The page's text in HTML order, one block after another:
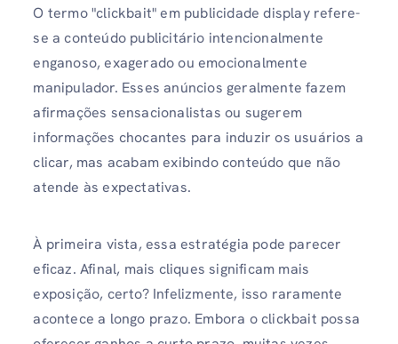
O termo "clickbait" em publicidade display refere-
se a conteúdo publicitário intencionalmente
enganoso, exagerado ou emocionalmente
manipulador. Esses anúncios geralmente fazem
afirmações sensacionalistas ou sugerem
informações chocantes para induzir os usuários a
clicar, mas acabam exibindo conteúdo que não
atende às expectativas.
À primeira vista, essa estratégia pode parecer
eficaz. Afinal, mais cliques significam mais
exposição, certo? Infelizmente, isso raramente
acontece a longo prazo. Embora o clickbait possa